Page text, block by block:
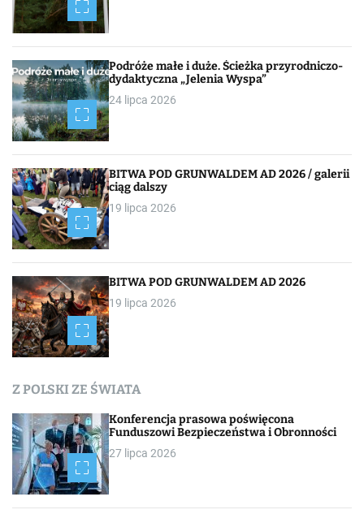
Podróże małe i duże. Ścieżka przyrodniczo-
dydaktyczna „Jelenia Wyspa”
24 lipca 2026
BITWA POD GRUNWALDEM AD 2026 / galerii
ciąg dalszy
19 lipca 2026
BITWA POD GRUNWALDEM AD 2026
19 lipca 2026
Z POLSKI ZE ŚWIATA
Konferencja prasowa poświęcona
Funduszowi Bezpieczeństwa i Obronności
27 lipca 2026